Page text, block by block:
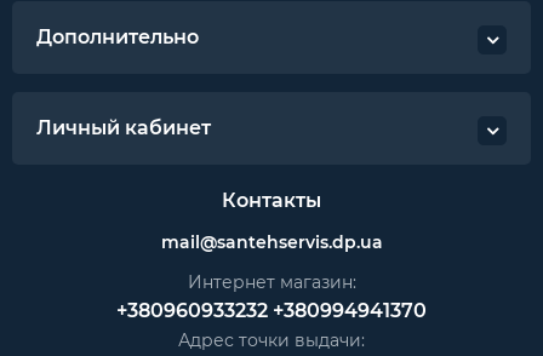
Дополнительно
Личный кабинет
Контакты
mail@santehservis.dp.ua
Интернет магазин:
+380960933232 +380994941370
Адрес точки выдачи: